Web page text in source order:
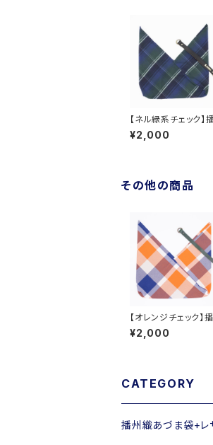
【ネル緑系チェック】
州織あづま袋
¥2,000
その他の商品
【オレンジチェック】
織あづま袋
¥2,000
CATEGORY
播州織あづま袋+レ